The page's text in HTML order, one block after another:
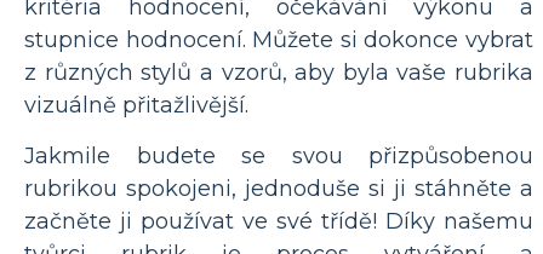
kritéria hodnocení, očekávání výkonu a
stupnice hodnocení. Můžete si dokonce vybrat
z různých stylů a vzorů, aby byla vaše rubrika
vizuálně přitažlivější.
Jakmile budete se svou přizpůsobenou
rubrikou spokojeni, jednoduše si ji stáhněte a
začněte ji používat ve své třídě! Díky našemu